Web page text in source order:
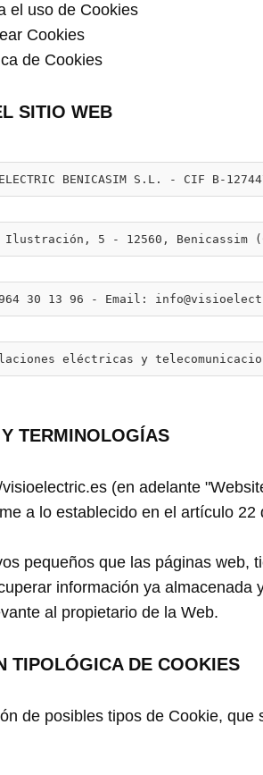
el uso de Cookies
Cookies
de Cookies
SITIO WEB
BENICASIM S.L. - CIF B-
5 - 12560, Benicassim
30 13 96 - Email:
eléctricas y
TERMINOLOGÍAS
(en adelante
a lo establecido en el artículo 22
pequeños que las páginas web,
información ya
al propietario de la Web.
TIPOLÓGICA DE COOKIES
de posibles tipos de Cookie,